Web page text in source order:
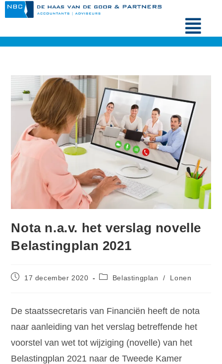
Nota n.a.v. het verslag novelle
Belastingplan 2021
17 december 2020 Belastingplan / Lonen
De staatssecretaris van Financiën heeft de nota
naar aanleiding van het verslag betreffende het
voorstel van wet tot wijziging (novelle) van het
Belastingplan 2021 naar de Tweede Kamer